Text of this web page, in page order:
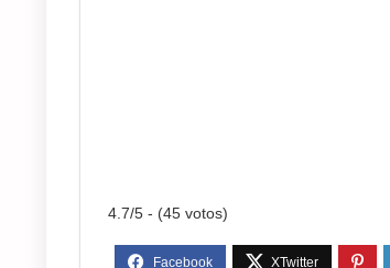
4.7/5 - (45 votos)